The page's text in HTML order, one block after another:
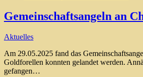
Gemeinschaftsangeln an
Aktuelles
Am 29.05.2025 fand das
Goldforellen konnten gelandet werden.
gefangen…